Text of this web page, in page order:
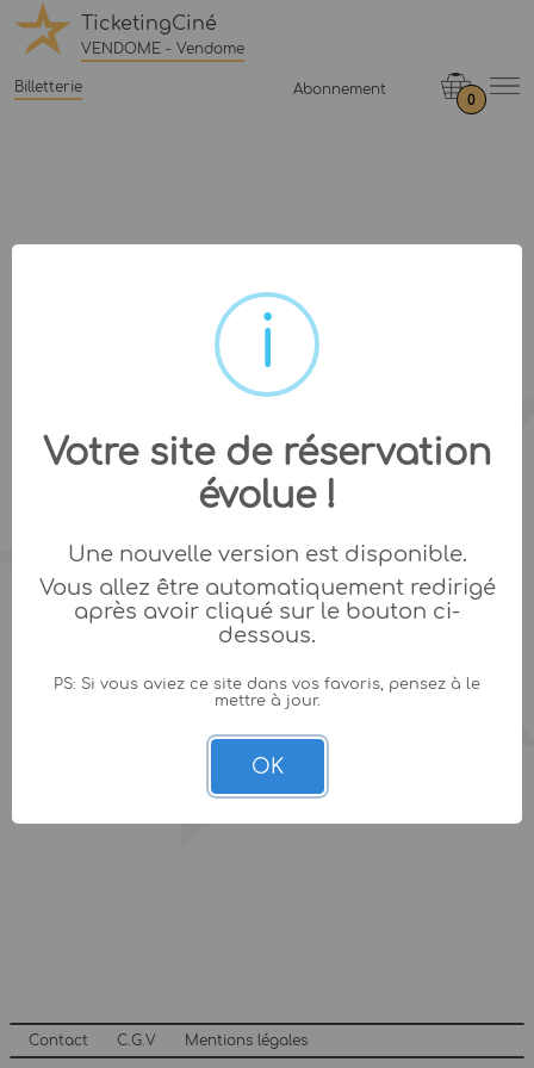
TicketingCiné
VENDOME - Vendome
Billetterie Abonnement
0
Contact C.G.V Mentions légales
Votre site de réservation
évolue !
Une nouvelle version est disponible.
Vous allez être automatiquement redirigé
après avoir cliqué sur le bouton ci-
dessous.
PS: Si vous aviez ce site dans vos favoris, pensez à le
mettre à jour.
OK